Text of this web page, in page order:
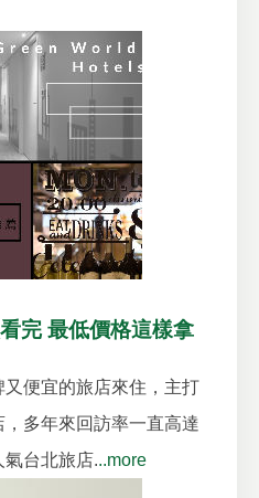
完 最低價格這樣拿
便宜的旅店來住，主打
多年來回訪率一直高達
台北旅店...more